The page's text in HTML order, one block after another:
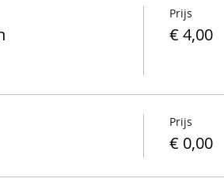
Prijs
€ 4,00
Prijs
€ 0,00